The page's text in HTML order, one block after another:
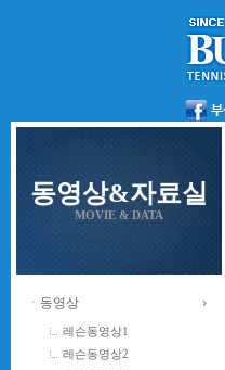
동영상&자료실
MOVIE & DATA
ㆍ동영상
레슨동영상1
레슨동영상2